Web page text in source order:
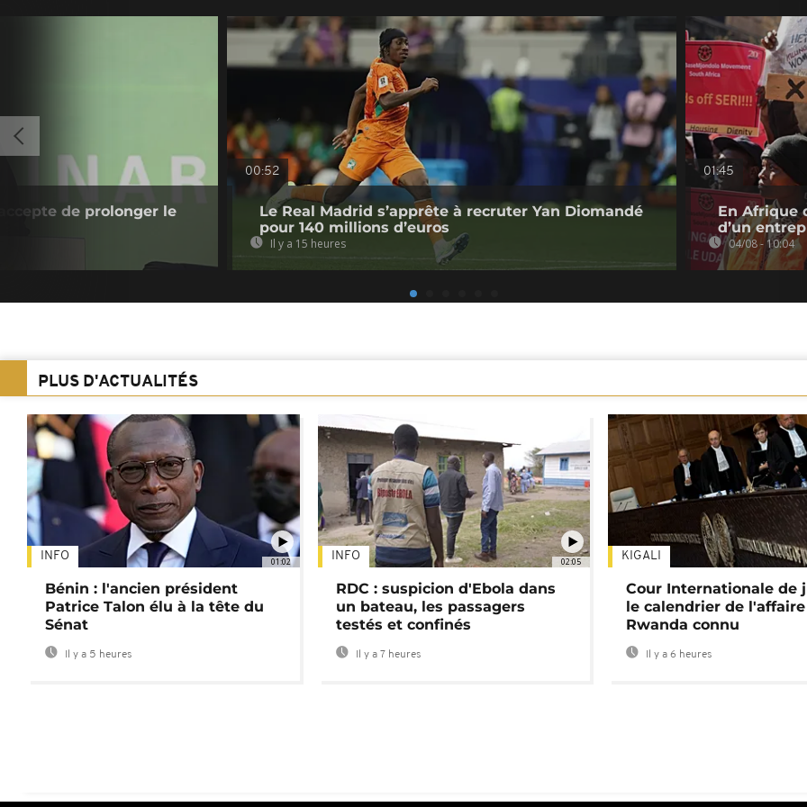
de prolonger le
00:52
Le Real Madrid s’apprête à recruter Yan Diomandé
pour 140 millions d’euros
Il y a 15 heures
01:45
En Afrique
d’un
04/08 - 10:04
PLUS D'ACTUALITÉS
01:02
INFO
Bénin : l'ancien président
Patrice Talon élu à la tête du
Sénat
Il y a 5 heures
02:05
INFO
RDC : suspicion d'Ebola dans
un bateau, les passagers
testés et confinés
Il y a 7 heures
KIGALI
Cour Internationale de
le calendrier de l'affaire
Rwanda connu
Il y a 6 heures